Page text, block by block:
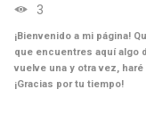
3
¡Bienvenido a mi página!
que encuentres aquí algo
vuelve una y otra vez,
¡Gracias por tu tiempo!